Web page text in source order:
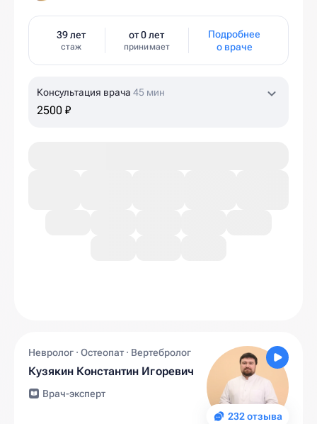
39 лет
стаж
от 0 лет
принимает
Подробнее
о враче
Консультация врача 45 мин
2500 ₽
232 отзыва
Невролог · Остеопат · Вертебролог
Кузякин Константин Игоревич
Врач-эксперт